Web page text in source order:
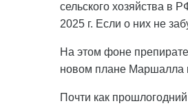
сельского хозяйства в
2025 г. Если о них не
На этом фоне
новом плане Маршалла
Почти как